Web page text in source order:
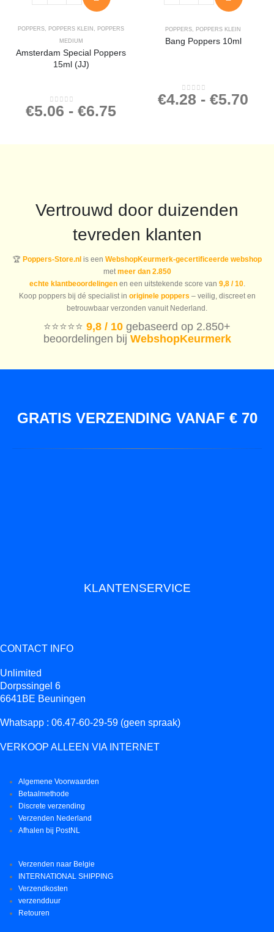
POPPERS, POPPERS KLEIN , POPPERS
MEDIUM
Amsterdam Special Poppers
15ml (JJ)
0out of 5
€5.06 - €6.75
POPPERS, POPPERS KLEIN
Bang Poppers 10ml
0out of 5
€4.28 - €5.70
Vertrouwd door duizenden
tevreden klanten
🏆 Poppers-Store.nl is een WebshopKeurmerk-gecertificeerde webshop
met meer dan 2.850
echte klantbeoordelingenen een uitstekende score van 9,8 / 10.
Koop poppers bij dé specialist in originele poppers – veilig, discreet en
betrouwbaar verzonden vanuit Nederland.
⭐️⭐️⭐️⭐️⭐️ 9,8 / 10 gebaseerd op 2.850+
beoordelingen bij WebshopKeurmerk
GRATIS VERZENDING VANAF € 70
KLANTENSERVICE
CONTACT INFO
Unlimited
Dorpssingel 6
6641BE Beuningen
Whatsapp : 06.47-60-29-59 (geen spraak)
VERKOOP ALLEEN VIA INTERNET
Algemene Voorwaarden
Betaalmethode
Discrete verzending
Verzenden Nederland
Afhalen bij PostNL
Verzenden naar Belgie
INTERNATIONAL SHIPPING
Verzendkosten
verzendduur
Retouren